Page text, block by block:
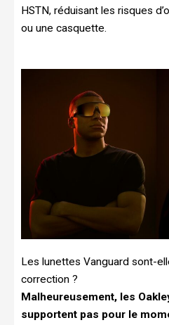
HSTN, réduisant les risques
ou une casquette.
Les lunettes Vanguard sont-
correction ?
Malheureusement, les
supportent pas pour le